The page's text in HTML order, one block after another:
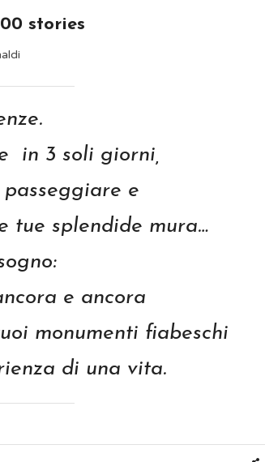
stories
in 3 soli giorni,
e
tue splendide mura…
e ancora
monumenti fiabeschi
di una vita.